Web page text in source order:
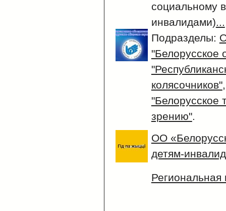
социальному
инвалидами)...
Подразделы:
"Белорусское
колясочников"
"Белорусское
зрению".
ОО
детям-
Региональная